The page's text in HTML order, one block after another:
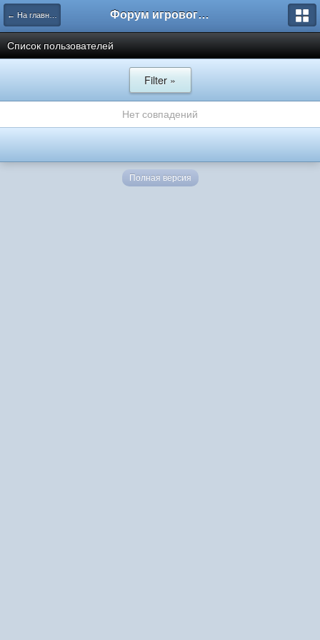
← На главную Форум игрового проекта Riverrise
Список пользователей
Filter »
Нет совпадений
Полная версия